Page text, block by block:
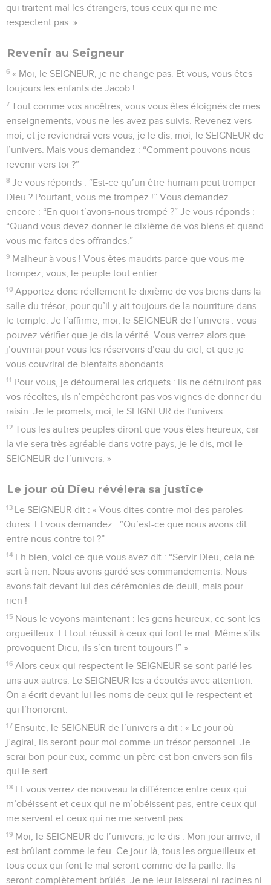
qui traitent mal les étrangers, tous ceux qui ne me
respectent pas. »
Revenir au Seigneur
6 « Moi, le SEIGNEUR, je ne change pas. Et vous, vous êtes
toujours les enfants de Jacob !
7 Tout comme vos ancêtres, vous vous êtes éloignés de mes
enseignements, vous ne les avez pas suivis. Revenez vers
moi, et je reviendrai vers vous, je le dis, moi, le SEIGNEUR de
l’univers. Mais vous demandez : “Comment pouvons-nous
revenir vers toi ?”
8 Je vous réponds : “Est-ce qu’un être humain peut tromper
Dieu ? Pourtant, vous me trompez !” Vous demandez
encore : “En quoi t’avons-nous trompé ?” Je vous réponds :
“Quand vous devez donner le dixième de vos biens et quand
vous me faites des offrandes.”
9 Malheur à vous ! Vous êtes maudits parce que vous me
trompez, vous, le peuple tout entier.
10 Apportez donc réellement le dixième de vos biens dans la
salle du trésor, pour qu’il y ait toujours de la nourriture dans
le temple. Je l’affirme, moi, le SEIGNEUR de l’univers : vous
pouvez vérifier que je dis la vérité. Vous verrez alors que
j’ouvrirai pour vous les réservoirs d’eau du ciel, et que je
vous couvrirai de bienfaits abondants.
11 Pour vous, je détournerai les criquets : ils ne détruiront pas
vos récoltes, ils n’empêcheront pas vos vignes de donner du
raisin. Je le promets, moi, le SEIGNEUR de l’univers.
12 Tous les autres peuples diront que vous êtes heureux, car
la vie sera très agréable dans votre pays, je le dis, moi le
SEIGNEUR de l’univers. »
Le jour où Dieu révélera sa justice
13 Le SEIGNEUR dit : « Vous dites contre moi des paroles
dures. Et vous demandez : “Qu’est-ce que nous avons dit
entre nous contre toi ?”
14 Eh bien, voici ce que vous avez dit : “Servir Dieu, cela ne
sert à rien. Nous avons gardé ses commandements. Nous
avons fait devant lui des cérémonies de deuil, mais pour
rien !
15 Nous le voyons maintenant : les gens heureux, ce sont les
orgueilleux. Et tout réussit à ceux qui font le mal. Même s’ils
provoquent Dieu, ils s’en tirent toujours !” »
16 Alors ceux qui respectent le SEIGNEUR se sont parlé les
uns aux autres. Le SEIGNEUR les a écoutés avec attention.
On a écrit devant lui les noms de ceux qui le respectent et
qui l’honorent.
17 Ensuite, le SEIGNEUR de l’univers a dit : « Le jour où
j’agirai, ils seront pour moi comme un trésor personnel. Je
serai bon pour eux, comme un père est bon envers son fils
qui le sert.
18 Et vous verrez de nouveau la différence entre ceux qui
m’obéissent et ceux qui ne m’obéissent pas, entre ceux qui
me servent et ceux qui ne me servent pas.
19 Moi, le SEIGNEUR de l’univers, je le dis : Mon jour arrive, il
est brûlant comme le feu. Ce jour-là, tous les orgueilleux et
tous ceux qui font le mal seront comme de la paille. Ils
seront complètement brûlés. Je ne leur laisserai ni racines ni